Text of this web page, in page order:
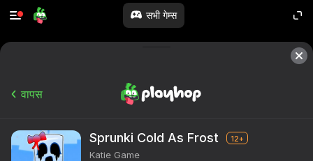
सभी गेम्स
वापस
Sprunki Cold As Frost 12+
Katie Game